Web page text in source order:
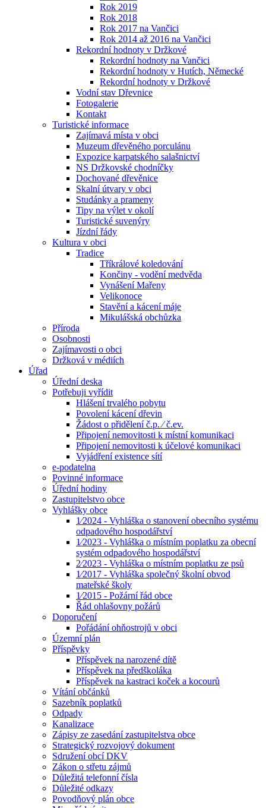
Rok 2019
Rok 2018
Rok 2017 na Vančici
Rok 2014 až 2016 na Vančici
Rekordní hodnoty v Držkové
Rekordní hodnoty na Vančici
Rekordní hodnoty v Hutích, Německé
Rekordní hodnoty v Držkové
Vodní stav Dřevnice
Fotogalerie
Kontakt
Turistické informace
Zajímavá místa v obci
Muzeum dřevěného porculánu
Expozice karpatského salašnictví
NS Držkovské chodníčky
Dochované dřevěnice
Skalní útvary v obci
Studánky a prameny
Tipy na výlet v okolí
Turistické suvenýry
Jízdní řády
Kultura v obci
Tradice
Tříkrálové koledování
Končiny - vodění medvěda
Vynášení Mařeny
Velikonoce
Stavění a kácení máje
Mikulášská obchůzka
Příroda
Osobnosti
Zajímavosti o obci
Držková v médiích
Úřad
Úřední deska
Potřebuji vyřídit
Hlášení trvalého pobytu
Povolení kácení dřevin
Žádost o přidělení č.p. ⁄ č.ev.
Připojení nemovitosti k místní komunikaci
Připojení nemovitosti k účelové komunikaci
Vyjádření existence sítí
e-podatelna
Povinné informace
Úřední hodiny
Zastupitelstvo obce
Vyhlášky obce
1⁄2024 - Vyhláška o stanovení obecního systému
odpadového hospodářství
1⁄2023 - Vyhláška o místním poplatku za obecní
systém odpadového hospodářství
2⁄2023 - Vyhláška o místním poplatku ze psů
1⁄2017 - Vyhláška společný školní obvod
mateřské školy
1⁄2015 - Požární řád obce
Řád ohlašovny požárů
Doporučení
Pořádání ohňostrojů v obci
Územní plán
Příspěvky
Příspěvek na narozené dítě
Příspěvek na předškoláka
Příspěvek na kastraci koček a kocourů
Vítání občánků
Sazebník poplatků
Odpady
Kanalizace
Zápisy ze zasedání zastupitelstva obce
Strategický rozvojový dokument
Sdružení obcí DKV
Zákon o střetu zájmů
Důležitá telefonní čísla
Důležité odkazy
Povodňový plán obce